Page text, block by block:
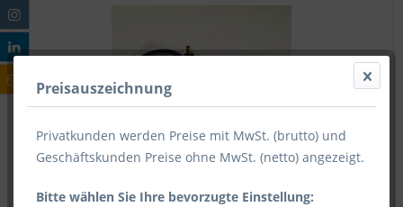
Preisauszeichnung
Privatkunden werden Preise mit MwSt. (brutto) und
Geschäftskunden Preise ohne MwSt. (netto) angezeigt.
Bitte wählen Sie Ihre bevorzugte Einstellung: